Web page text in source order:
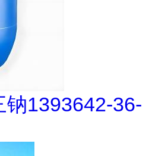
钠1393642-36-